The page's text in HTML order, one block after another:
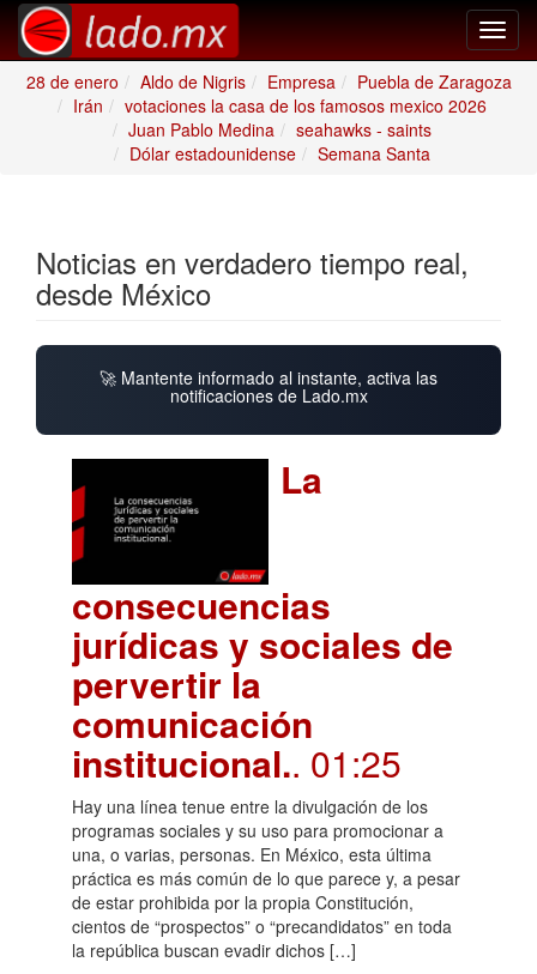
28 de enero
Aldo de Nigris Empresa
Puebla de Zaragoza
Irán
votaciones la casa de los famosos mexico 2026
Juan Pablo Medina
seahawks - saints
Dólar estadounidense
Semana Santa
Noticias en verdadero tiempo real,
desde México
🚀 Mantente informado al instante, activa las
notificaciones de Lado.mx
La
consecuencias
jurídicas y sociales de
pervertir la
comunicación
institucional.. 01:25
Hay una línea tenue entre la divulgación de los
programas sociales y su uso para promocionar a
una, o varias, personas. En México, esta última
práctica es más común de lo que parece y, a pesar
de estar prohibida por la propia Constitución,
cientos de “prospectos” o “precandidatos” en toda
la república buscan evadir dichos […]